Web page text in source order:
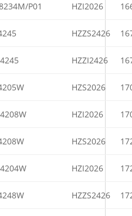
P01 HZI2026
HZZS2426
HZZI2426
HZS2026
HZI2026
HZS2026
HZI2026
HZZS2426